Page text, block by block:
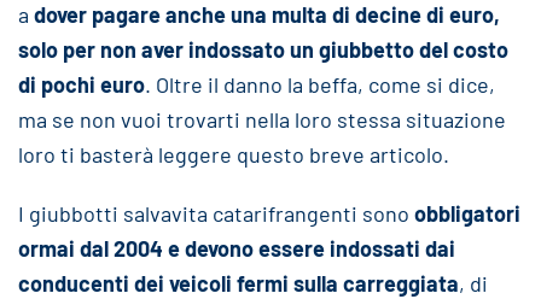
a dover pagare anche una multa di decine di euro,
solo per non aver indossato un giubbetto del costo
di pochi euro. Oltre il danno la beffa, come si dice,
ma se non vuoi trovarti nella loro stessa situazione
loro ti basterà leggere questo breve articolo.
I giubbotti salvavita catarifrangenti sono obbligatori
ormai dal 2004 e devono essere indossati dai
conducenti dei veicoli fermi sulla carreggiata, di